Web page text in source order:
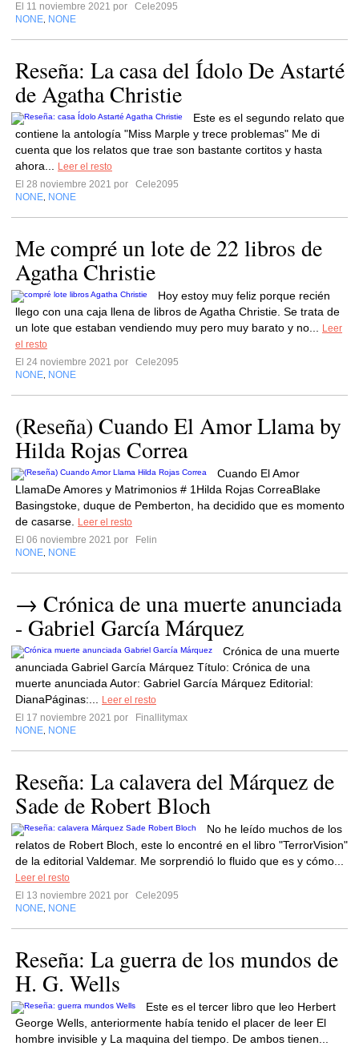
El 11 noviembre 2021 por
Cele2095
NONE NONE
Reseña: La casa del Ídolo De Astarté
de Agatha Christie
Este es el segundo relato que
contiene la antología "Miss Marple y trece problemas" Me di
cuenta que los relatos que trae son bastante cortitos y hasta
ahora...
Leer el resto
El 28 noviembre 2021 por
Cele2095
NONE NONE
Me compré un lote de 22 libros de
Agatha Christie
Hoy estoy muy feliz porque recién
llego con una caja llena de libros de Agatha Christie. Se trata de
un lote que estaban vendiendo muy pero muy barato y no...
Leer
el resto
El 24 noviembre 2021 por
Cele2095
NONE NONE
(Reseña) Cuando El Amor Llama by
Hilda Rojas Correa
Cuando El Amor
LlamaDe Amores y Matrimonios # 1Hilda Rojas CorreaBlake
Basingstoke, duque de Pemberton, ha decidido que es momento
de casarse.
Leer el resto
El 06 noviembre 2021 por
Felin
NONE NONE
→ Crónica de una muerte anunciada
- Gabriel García Márquez
Crónica de una muerte
anunciada Gabriel García Márquez Título: Crónica de una
muerte anunciada Autor: Gabriel García Márquez Editorial:
DianaPáginas:...
Leer el resto
El 17 noviembre 2021 por
Finallitymax
NONE NONE
Reseña: La calavera del Márquez de
Sade de Robert Bloch
No he leído muchos de los
relatos de Robert Bloch, este lo encontré en el libro "TerrorVision"
de la editorial Valdemar. Me sorprendió lo fluido que es y cómo...
Leer el resto
El 13 noviembre 2021 por
Cele2095
NONE NONE
Reseña: La guerra de los mundos de
H. G. Wells
Este es el tercer libro que leo Herbert
George Wells, anteriormente había tenido el placer de leer El
hombre invisible y La maquina del tiempo. De ambos tienen...